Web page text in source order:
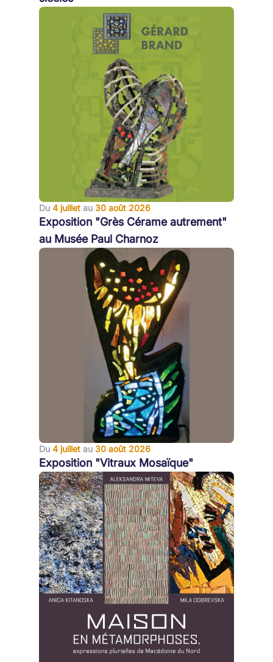
Du 4 juillet au 30 août 2026
Exposition "Grès Cérame autrement"
au Musée Paul Charnoz
Du 4 juillet au 30 août 2026
Exposition "Vitraux Mosaïque"